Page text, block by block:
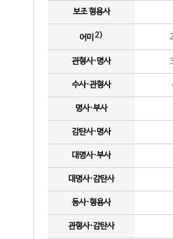
보조 형용사
어미 2)
관형사·명사
수사·관형사
명사·부사
감탄사·명사
대명사·부사
대명사·감탄사
동사·형용사
관형사·감탄사